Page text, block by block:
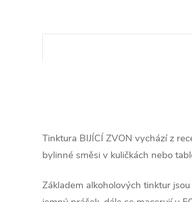
Tinktura BIJÍCÍ ZVON vychází z
bylinné směsi v kuličkách nebo
Základem alkoholových tinktur